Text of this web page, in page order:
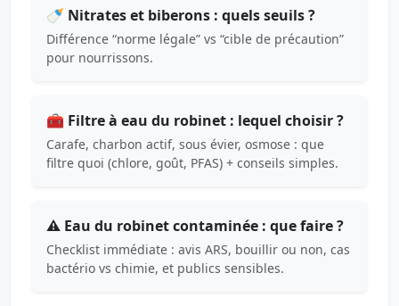
🍼 Nitrates et biberons : quels seuils ?
Différence “norme légale” vs “cible de précaution”
pour nourrissons.
🧰 Filtre à eau du robinet : lequel choisir ?
Carafe, charbon actif, sous évier, osmose : que
filtre quoi (chlore, goût, PFAS) + conseils simples.
⚠️ Eau du robinet contaminée : que faire ?
Checklist immédiate : avis ARS, bouillir ou non, cas
bactério vs chimie, et publics sensibles.